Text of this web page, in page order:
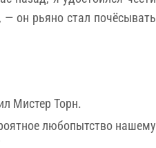
— он рьяно стал почёсывать
Мистер Торн.
любопытство нашему